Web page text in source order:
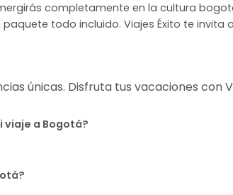
completamente en la cultura
todo incluido. Viajes Éxito te invita
únicas. Disfruta tus vacaciones con
viaje a Bogotá?